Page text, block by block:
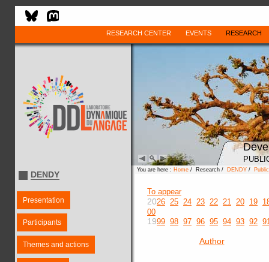
RESEARCH CENTER EVENTS RESEARCH
DENDY
Presentation
Participants
Themes and actions
You are here : Home / Research / DENDY /
To appear
2026 25 24 23 22 21 20 19
00
1999 98 97 96 95 94 93 92
Author